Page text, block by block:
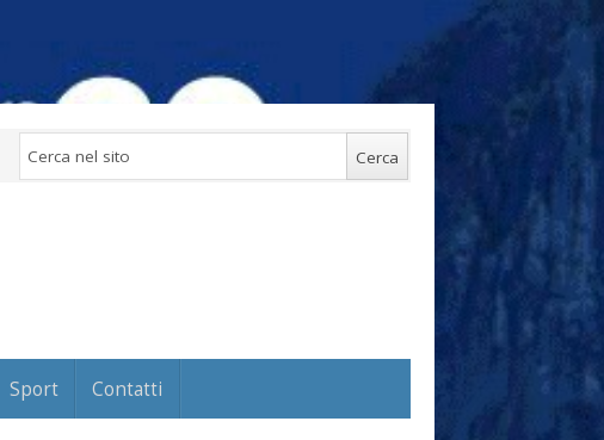
Sport Contatti